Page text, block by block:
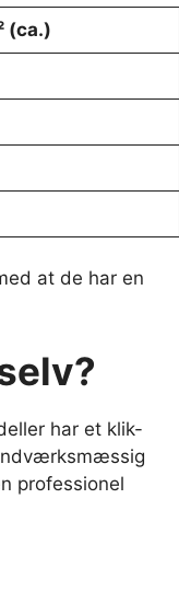
(ca.)
at de har en
har et klik-
professionel